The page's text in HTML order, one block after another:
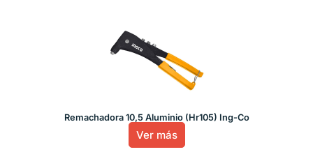
Remachadora 10,5 Aluminio (Hr105) Ing-Co
Ver más